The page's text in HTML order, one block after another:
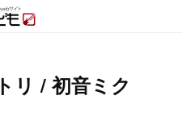
リ / 初音ミク